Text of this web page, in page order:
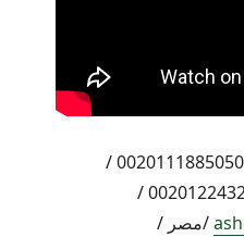
اشرف مشرف المحامي/ 00201118850506 /
/مصر /